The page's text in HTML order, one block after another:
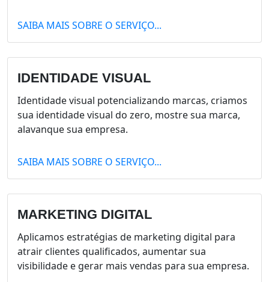
SAIBA MAIS SOBRE O SERVIÇO...
IDENTIDADE VISUAL
Identidade visual potencializando marcas, criamos
sua identidade visual do zero, mostre sua marca,
alavanque sua empresa.
SAIBA MAIS SOBRE O SERVIÇO...
MARKETING DIGITAL
Aplicamos estratégias de marketing digital para
atrair clientes qualificados, aumentar sua
visibilidade e gerar mais vendas para sua empresa.